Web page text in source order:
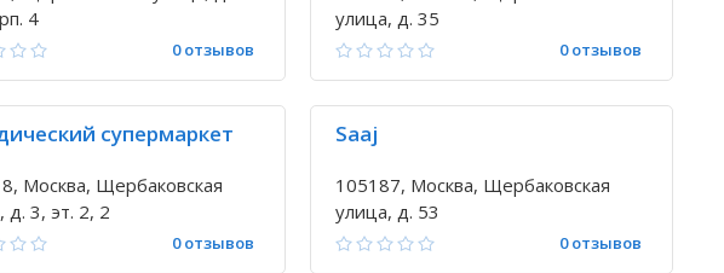
4
0 отзывов
улица, д. 35
0 отзывов
супермаркет
Москва, Щербаковская
д. 3, эт. 2, 2
0 отзывов
Saaj
105187, Москва, Щербаковская
улица, д. 53
0 отзывов